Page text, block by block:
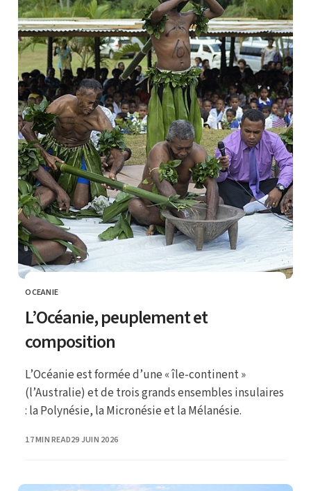
CATEGORY
OCEANIE
L’Océanie, peuplement et
composition
L’Océanie est formée d’une « île-continent »
(l’Australie) et de trois grands ensembles insulaires
: la Polynésie, la Micronésie et la Mélanésie.
17 MIN READPUBLISHED
29 JUIN 2026